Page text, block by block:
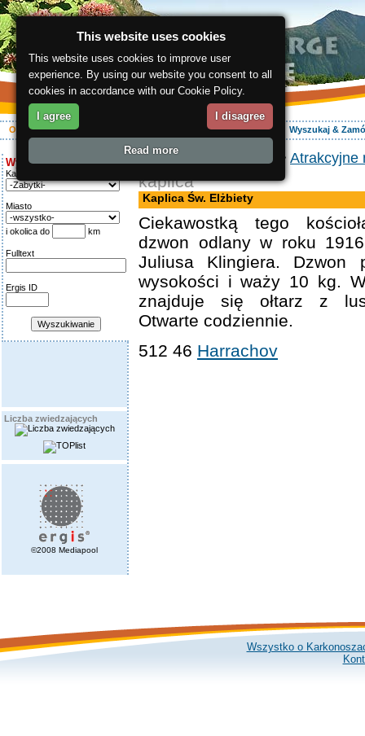
O regionie Aktywnie Zakwaterowanie Wyszukaj &
Wyszukiwanie:
Kategoria
Miasto
i okolica do km
Fulltext
Ergis ID
Liczba zwiedzających
©2008 Mediapool
ergis.cz O regionie > Atrakcyjne
kaplica
Kaplica Św. Elżbiety
Ciekawostką tego
dzwon odlany w roku
Juliusa Klingiera. Dzwon
wysokości i waży 10 kg.
znajduje się ołtarz z
Otwarte codziennie.
512 46 Harrachov
Wszystko o
This website uses cookies
This website uses cookies to improve user
experience. By using our website you consent to all
cookies in accordance with our Cookie Policy.
I agree I disagree
Read more